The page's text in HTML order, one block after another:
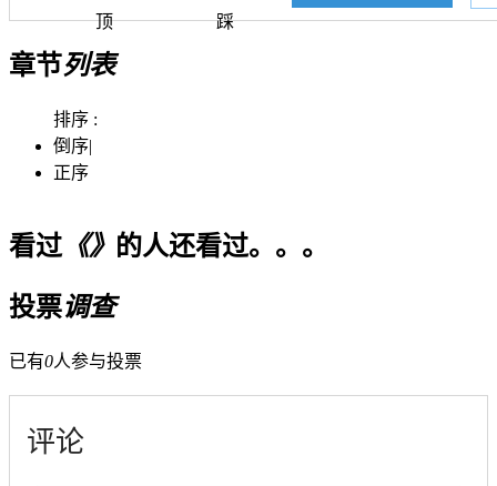
顶 踩
章节列表
排序 :
倒序|
正序
看过《》 的人还看过。。。
投票调查
已有0人参与投票
评论